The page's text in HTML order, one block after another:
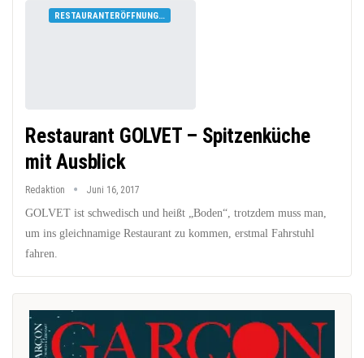
RESTAURANTERÖFFNUNGEN
Restaurant GOLVET – Spitzenküche
mit Ausblick
Redaktion Juni 16, 2017
GOLVET ist schwedisch und heißt „Boden“, trotzdem muss man,
um ins gleichnamige Restaurant zu kommen, erstmal Fahrstuhl
fahren.